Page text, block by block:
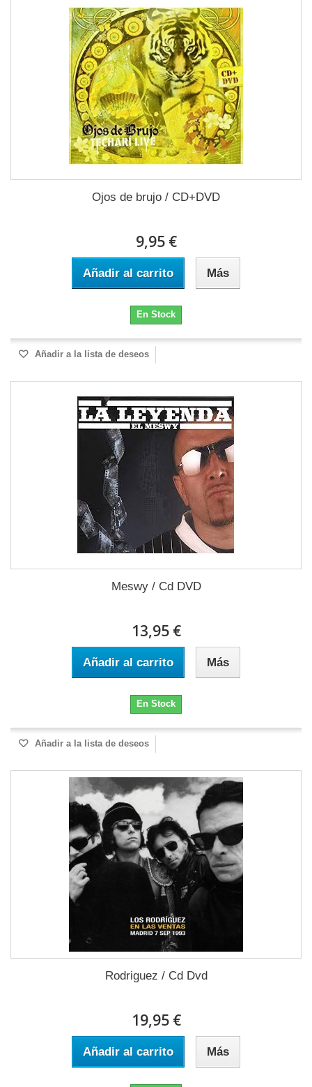
Ojos de brujo / CD+DVD
9,95 €
Añadir al carrito Más
En Stock
Añadir a la lista de deseos
Meswy / Cd DVD
13,95 €
Añadir al carrito Más
En Stock
Añadir a la lista de deseos
Rodriguez / Cd Dvd
19,95 €
Añadir al carrito Más